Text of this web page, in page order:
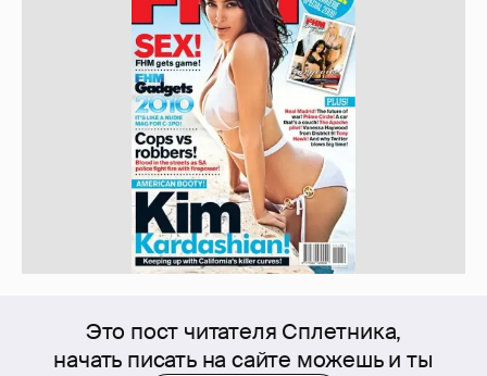
Это пост читателя Сплетника,
начать писать на сайте можешь и ты